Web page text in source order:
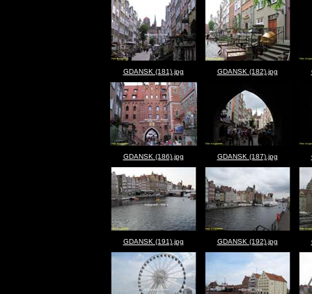
GDANSK (181).jpg GDANSK (182).jpg
GDANSK (186).jpg GDANSK (187).jpg
GDANSK (191).jpg GDANSK (192).jpg